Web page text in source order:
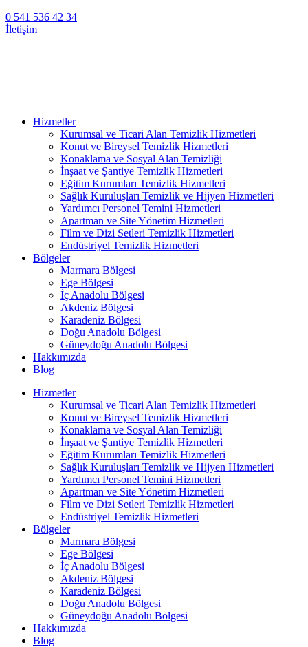
0 541 536 42 34
İletişim
Hizmetler
Kurumsal ve Ticari Alan Temizlik Hizmetleri
Konut ve Bireysel Temizlik Hizmetleri
Konaklama ve Sosyal Alan Temizliği
İnşaat ve Şantiye Temizlik Hizmetleri
Eğitim Kurumları Temizlik Hizmetleri
Sağlık Kuruluşları Temizlik ve Hijyen Hizmetleri
Yardımcı Personel Temini Hizmetleri
Apartman ve Site Yönetim Hizmetleri
Film ve Dizi Setleri Temizlik Hizmetleri
Endüstriyel Temizlik Hizmetleri
Bölgeler
Marmara Bölgesi
Ege Bölgesi
İç Anadolu Bölgesi
Akdeniz Bölgesi
Karadeniz Bölgesi
Doğu Anadolu Bölgesi
Güneydoğu Anadolu Bölgesi
Hakkımızda
Blog
Hizmetler
Kurumsal ve Ticari Alan Temizlik Hizmetleri
Konut ve Bireysel Temizlik Hizmetleri
Konaklama ve Sosyal Alan Temizliği
İnşaat ve Şantiye Temizlik Hizmetleri
Eğitim Kurumları Temizlik Hizmetleri
Sağlık Kuruluşları Temizlik ve Hijyen Hizmetleri
Yardımcı Personel Temini Hizmetleri
Apartman ve Site Yönetim Hizmetleri
Film ve Dizi Setleri Temizlik Hizmetleri
Endüstriyel Temizlik Hizmetleri
Bölgeler
Marmara Bölgesi
Ege Bölgesi
İç Anadolu Bölgesi
Akdeniz Bölgesi
Karadeniz Bölgesi
Doğu Anadolu Bölgesi
Güneydoğu Anadolu Bölgesi
Hakkımızda
Blog